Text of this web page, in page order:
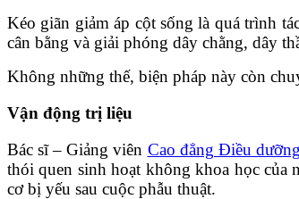
Kéo giãn giảm áp cột sống là quá trình
cân bằng và giải phóng dây chằng, dây
Không những thế, biện pháp này còn
Vận động trị liệu
Bác sĩ – Giảng viên Cao đẳng Điều dưỡng
thói quen sinh hoạt không khoa học của
cơ bị yếu sau cuộc phẫu thuật.